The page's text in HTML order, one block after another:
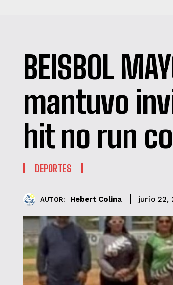
BEISBOL
mantuvo
hit no run
DEPORTES
AUTOR: Hebert Colina junio 22,